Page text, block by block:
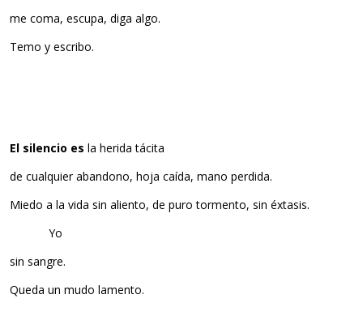
me coma, escupa, diga algo.
Temo y escribo.
El silencio es la herida tácita
de cualquier abandono, hoja caída, mano perdida.
Miedo a la vida sin aliento, de puro tormento, sin éxtasis.
Yo
sin sangre.
Queda un mudo lamento.